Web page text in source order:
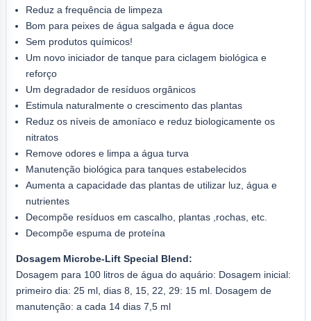
Reduz a frequência de limpeza
Bom para peixes de água salgada e água doce
Sem produtos químicos!
Um novo iniciador de tanque para ciclagem biológica e
reforço
Um degradador de resíduos orgânicos
Estimula naturalmente o crescimento das plantas
Reduz os níveis de amoníaco e reduz biologicamente os
nitratos
Remove odores e limpa a água turva
Manutenção biológica para tanques estabelecidos
Aumenta a capacidade das plantas de utilizar luz, água e
nutrientes
Decompõe resíduos em cascalho, plantas ,rochas, etc.
Decompõe espuma de proteína
Dosagem Microbe-Lift Special Blend:
Dosagem para 100 litros de água do aquário: Dosagem inicial:
primeiro dia: 25 ml, dias 8, 15, 22, 29: 15 ml. Dosagem de
manutenção: a cada 14 dias 7,5 ml